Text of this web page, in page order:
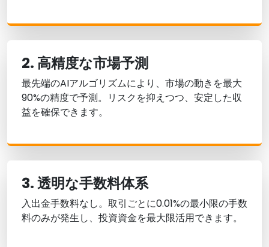
2. 高精度な市場予測
最先端のAIアルゴリズムにより、市場の動きを最大
90%の精度で予測。リスクを抑えつつ、安定した収
益を確保できます。
3. 透明な手数料体系
入出金手数料なし。取引ごとに0.01%の最小限の手数
料のみが発生し、投資資金を最大限活用できます。